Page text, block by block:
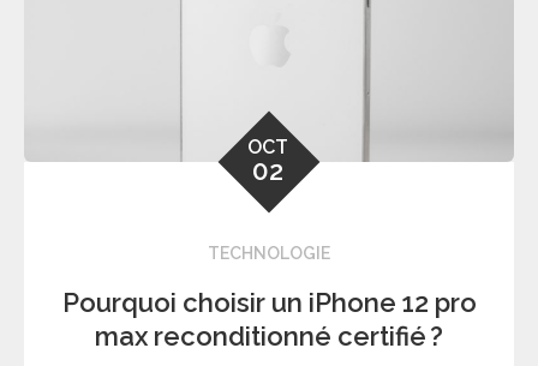
OCT
02
TECHNOLOGIE
Pourquoi choisir un iPhone 12 pro
max reconditionné certifié ?